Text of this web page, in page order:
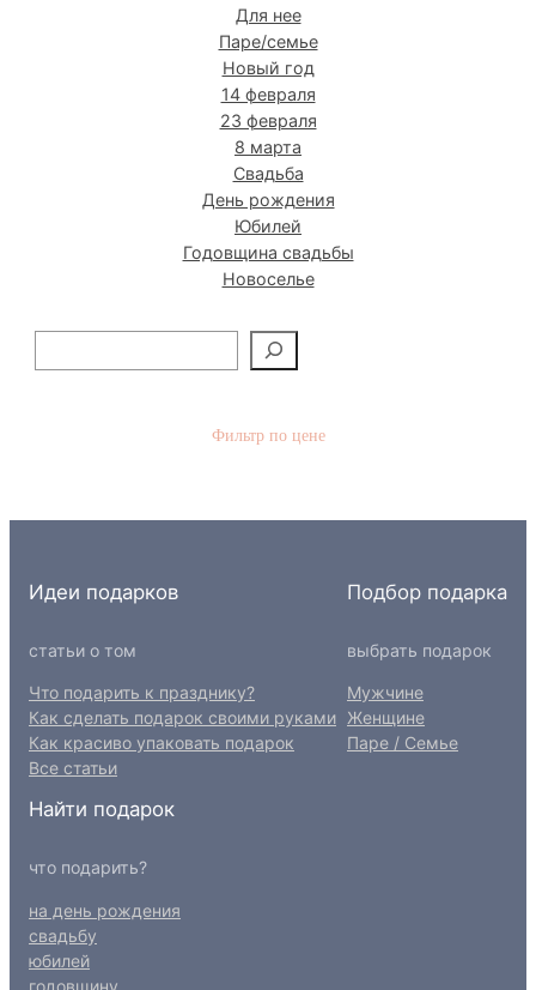
Для нее
Паре/семье
Новый год
14 февраля
23 февраля
8 марта
Свадьба
День рождения
Юбилей
Годовщина свадьбы
Новоселье
о
Фильтр по цене
Идеи подарков
статьи о том
Что подарить к празднику?
Как сделать подарок своими руками
Как красиво упаковать подарок
Все статьи
Подбор подарка
выбрать подарок
Мужчине
Женщине
Паре / Семье
Найти подарок
что подарить?
на день рождения
свадьбу
юбилей
годовщину